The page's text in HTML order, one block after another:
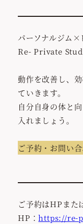
パーソナルジム×
Re- Private
動作を改善し、
ていきます。
自分自身の体と
入れましょう。
ご予約・お問い
ご予約はHPまた
HP：https://re-